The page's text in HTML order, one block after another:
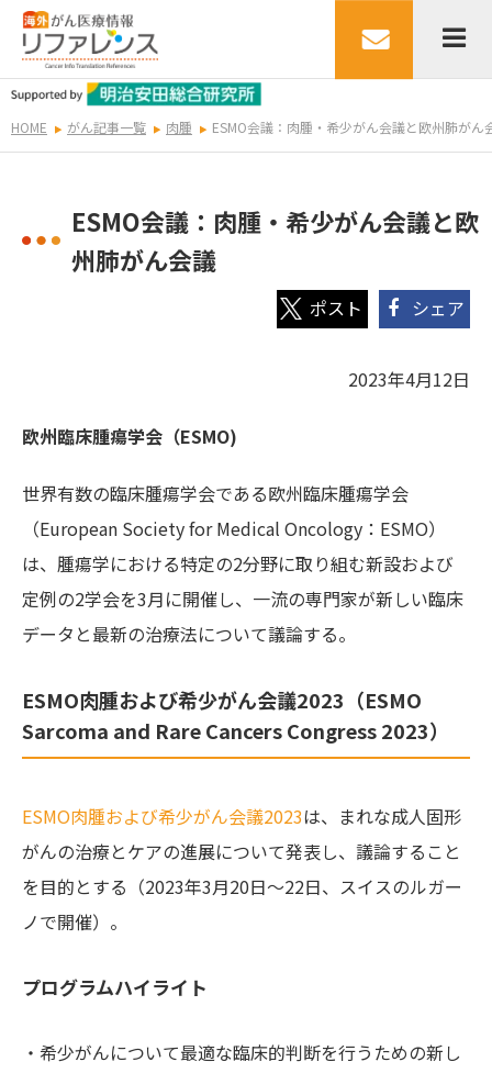
HOME がん記事一覧 肉腫 ESMO会議：肉腫・希少がん会議と欧州肺がん
ESMO会議：肉腫・希少がん会議と欧
州肺がん会議
シェア
2023年4月12日
欧州臨床腫瘍学会（ESMO)
世界有数の臨床腫瘍学会である欧州臨床腫瘍学会
（European Society for Medical Oncology：ESMO）
は、腫瘍学における特定の2分野に取り組む新設および
定例の2学会を3月に開催し、一流の専門家が新しい臨床
データと最新の治療法について議論する。
ESMO肉腫および希少がん会議2023（ESMO
Sarcoma and Rare Cancers Congress 2023）
ESMO肉腫および希少がん会議2023は、まれな成人固形
がんの治療とケアの進展について発表し、議論すること
を目的とする（2023年3月20日〜22日、スイスのルガー
ノで開催）。
プログラムハイライト
・希少がんについて最適な臨床的判断を行うための新し